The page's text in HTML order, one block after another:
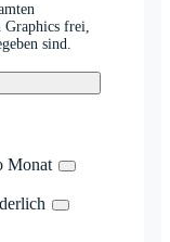
Graphics frei,
sind.
Monat